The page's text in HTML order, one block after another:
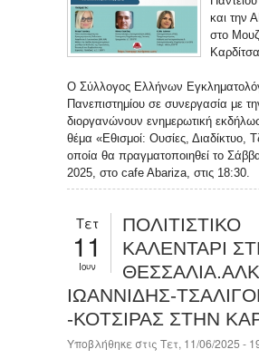
και την
στο
Ο Σύλλογος Ελλήνων
Πανεπιστημίου σε συνεργασία με
διοργανώνουν ενημερωτική
θέμα «Εθισμοί: Ουσίες, Διαδίκτυο,
οποία θα πραγματοποιηθεί το
2025, στο cafe Abariza, στις 18:30.
Τετ
11
Ιουν
ΠΟΛΙΤΙΣΤΙΚΟ
ΚΑΛΕΝΤΑΡΙ
ΙΩΑΝΝΙΔΗΣ-
-ΚΟΤΣΙΡΑΣ ΣΤΗΝ
Υποβλήθηκε στις Τετ, 11/06/2025 -